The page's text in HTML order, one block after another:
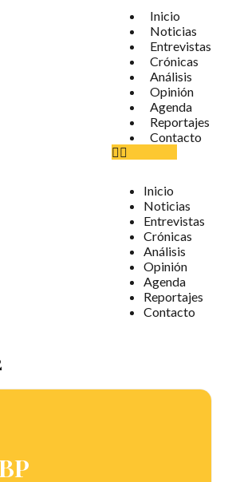
Inicio
Noticias
Entrevistas
Crónicas
Análisis
Opinión
Agenda
Reportajes
Contacto
Inicio
Noticias
Entrevistas
Crónicas
Análisis
Opinión
Agenda
Reportajes
Contacto